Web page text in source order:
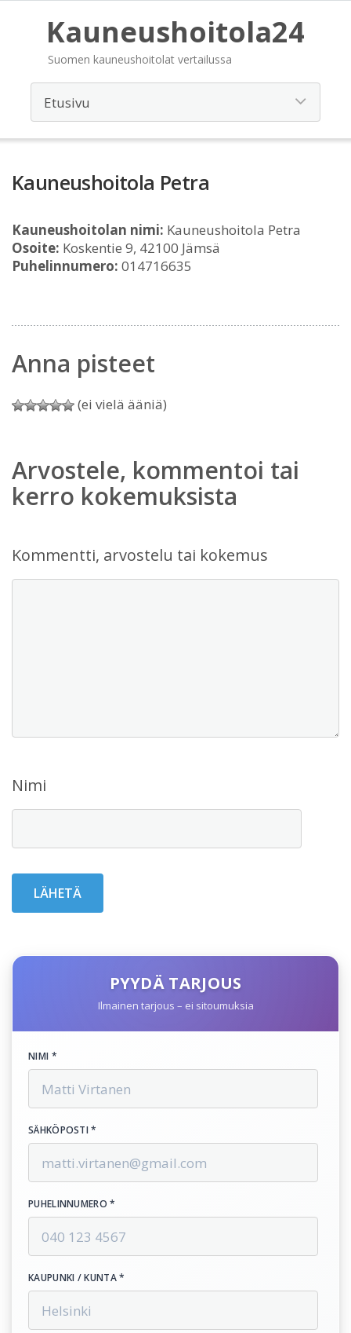
Kauneushoitola24
Suomen kauneushoitolat vertailussa
Kauneushoitola Petra
Kauneushoitolan nimi: Kauneushoitola Petra
Osoite: Koskentie 9, 42100 Jämsä
Puhelinnumero: 014716635
Anna pisteet
(ei vielä ääniä)
Arvostele, kommentoi tai
kerro kokemuksista
Kommentti, arvostelu tai kokemus
Nimi
PYYDÄ TARJOUS
Ilmainen tarjous – ei sitoumuksia
NIMI *
SÄHKÖPOSTI *
PUHELINNUMERO *
KAUPUNKI / KUNTA *